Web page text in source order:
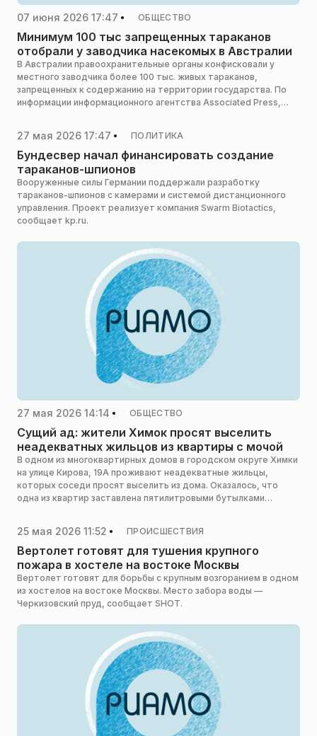
07 июня 2026 17:47 ОБЩЕСТВО
Минимум 100 тыс запрещенных тараканов
отобрали у заводчика насекомых в Австралии
В Австралии правоохранительные органы конфисковали у
местного заводчика более 100 тыс. живых тараканов,
запрещенных к содержанию на территории государства. По
информации информационного агентства Associated Press,
27 мая 2026 17:47 ПОЛИТИКА
Бундесвер начал финансировать создание
тараканов-шпионов
Вооруженные силы Германии поддержали разработку
тараканов-шпионов с камерами и системой дистанционного
управления. Проект реализует компания Swarm Biotactics,
сообщает kp.ru.
27 мая 2026 14:14 ОБЩЕСТВО
Сущий ад: жители Химок просят выселить
неадекватных жильцов из квартиры с мочой
В одном из многоквартирных домов в городском округе Химки
на улице Кирова, 19А проживают неадекватные жильцы,
которых соседи просят выселить из дома. Оказалось, что
одна из квартир заставлена пятилитровыми бутылками
25 мая 2026 11:52 ПРОИСШЕСТВИЯ
Вертолет готовят для тушения крупного
пожара в хостеле на востоке Москвы
Вертолет готовят для борьбы с крупным возгоранием в одном
из хостелов на востоке Москвы. Место забора воды —
Черкизовский пруд, сообщает SHOT.